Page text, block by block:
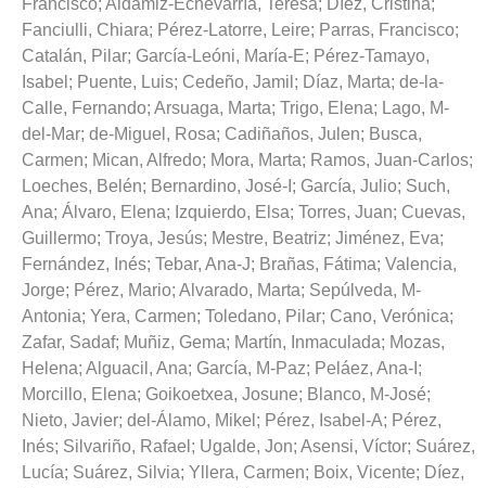
Francisco; Aldámiz-Echevarría, Teresa; Díez, Cristina;
Fanciulli, Chiara; Pérez-Latorre, Leire; Parras, Francisco;
Catalán, Pilar; García-Leóni, María-E; Pérez-Tamayo,
Isabel ; Puente, Luis; Cedeño, Jamil ; Díaz, Marta; de-la-
Calle, Fernando; Arsuaga, Marta; Trigo, Elena; Lago, M-
del-Mar; de-Miguel, Rosa; Cadiñaños, Julen; Busca,
Carmen; Mican, Alfredo; Mora, Marta; Ramos, Juan-Carlos;
Loeches, Belén; Bernardino, José-I ; García, Julio; Such,
Ana; Álvaro, Elena; Izquierdo, Elsa; Torres, Juan; Cuevas,
Guillermo; Troya, Jesús; Mestre, Beatriz; Jiménez, Eva;
Fernández, Inés; Tebar, Ana-J; Brañas, Fátima; Valencia,
Jorge; Pérez, Mario; Alvarado, Marta; Sepúlveda, M-
Antonia; Yera, Carmen; Toledano, Pilar; Cano, Verónica;
Zafar, Sadaf; Muñiz, Gema; Martín, Inmaculada; Mozas,
Helena; Alguacil, Ana; García, M-Paz; Peláez, Ana-I ;
Morcillo, Elena; Goikoetxea, Josune; Blanco, M-José;
Nieto, Javier; del-Álamo, Mikel ; Pérez, Isabel-A; Pérez,
Inés; Silvariño, Rafael ; Ugalde, Jon; Asensi, Víctor; Suárez,
Lucía; Suárez, Silvia; Yllera, Carmen; Boix, Vicente; Díez,